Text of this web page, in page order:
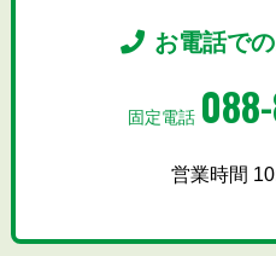
お電話で
固定電話
営業時間